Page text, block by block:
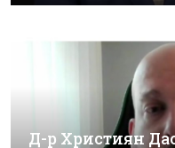
Д-р Християн